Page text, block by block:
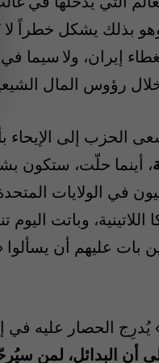
بذلك يشكل خطراً لا
إيران، ولا سيما في
رؤوس المال
الحزب إلى الإيحاء
، أينما حلّت، ستكون
في الولايات
اللاتينية، وباتت
بات عليهم أن
يُدرِج الحصار عليه في
أن البدائل، لمن